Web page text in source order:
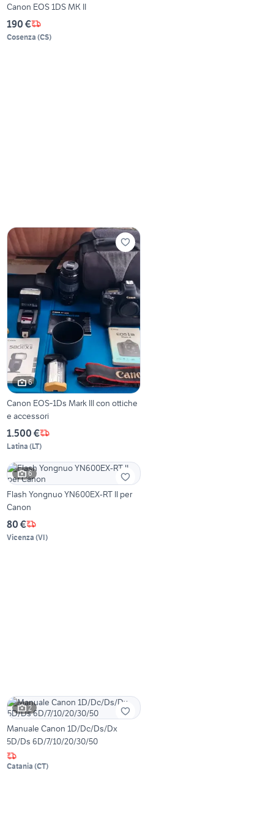
Canon EOS 1DS MK II
190 €
Cosenza (CS)
6
Canon EOS‑1Ds Mark III con ottiche
e accessori
1.500 €
Latina (LT)
6
Flash Yongnuo YN600EX-RT II per
Canon
80 €
Vicenza (VI)
2
Manuale Canon 1D/Dc/Ds/Dx
5D/Ds 6D/7/10/20/30/50
Catania (CT)